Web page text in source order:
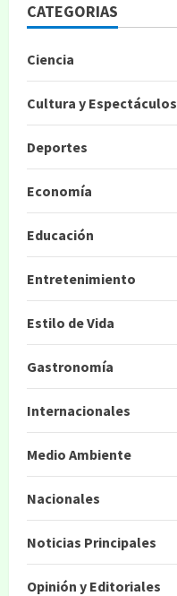
CATEGORIAS
Ciencia
Cultura y Espectáculos
Deportes
Economía
Educación
Entretenimiento
Estilo de Vida
Gastronomía
Internacionales
Medio Ambiente
Nacionales
Noticias Principales
Opinión y Editoriales